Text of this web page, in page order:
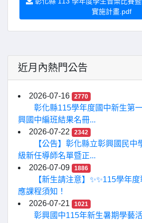
實施計畫.pdf
近月內熱門公告
2026-07-16 2770
彰化縣115學年度國中新生第
興國中編班結果名冊...
2026-07-22
2342
【公告】彰化縣立彰興國民中
級新任導師名單暨正...
2026-07-09
1886
【新生請注意】✨✨115學年
應課程須知！
2026-07-21
1021
彰興國中115年新生暑期學藝